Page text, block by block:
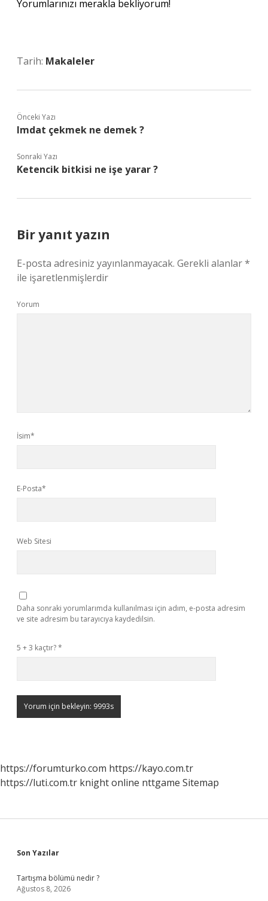
Yorumlarınızı merakla bekliyorum!
Tarih: Makaleler
Önceki Yazı
Imdat çekmek ne demek ?
Sonraki Yazı
Ketencik bitkisi ne işe yarar ?
Bir yanıt yazın
E-posta adresiniz yayınlanmayacak. Gerekli alanlar*
ile işaretlenmişlerdir
Yorum
İsim*
E-Posta*
Web Sitesi
Daha sonraki yorumlarımda kullanılması için adım, e-posta adresim
ve site adresim bu tarayıcıya kaydedilsin.
5 + 3 kaçtır?*
https://forumturko.com https://kayo.com.tr
https://luti.com.tr knight online nttgame Sitemap
Sidebar
Son Yazılar
Tartışma bölümü nedir ?
Ağustos 8, 2026